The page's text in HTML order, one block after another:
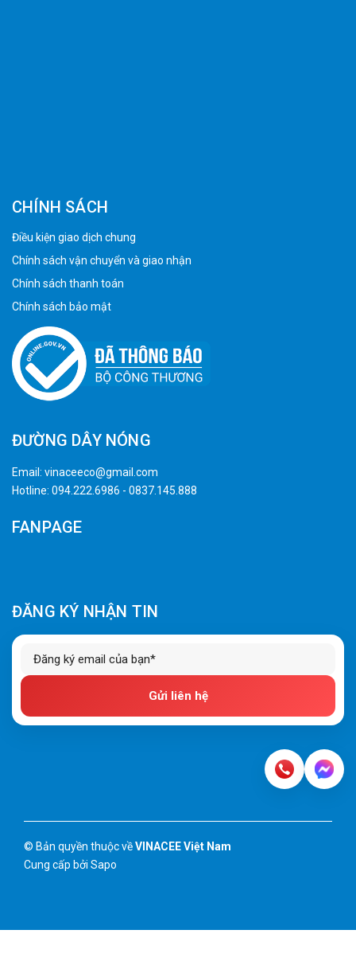
CHÍNH SÁCH
Điều kiện giao dịch chung
Chính sách vận chuyển và giao nhận
Chính sách thanh toán
Chính sách bảo mật
ĐƯỜNG DÂY NÓNG
Email: vinaceeco@gmail.com
Hotline: 094.222.6986 - 0837.145.888
FANPAGE
ĐĂNG KÝ NHẬN TIN
Gửi liên hệ
© Bản quyền thuộc vềVINACEE Việt Nam
Cung cấp bởi Sapo